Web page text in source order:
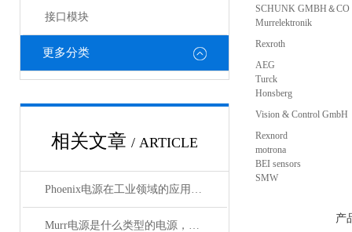
接口模块
更多分类
相关文章 / ARTICLE
Phoenix电源在工业领域的应用与优势
Murr电源是什么类型的电源，主要用于哪些领域？
SCHUNK GMBH＆CO
Murrelektronik
Rexroth
AEG
Turck
Honsberg
Vision & Control GmbH
Rexnord
motrona
BEI sensors
SMW
产